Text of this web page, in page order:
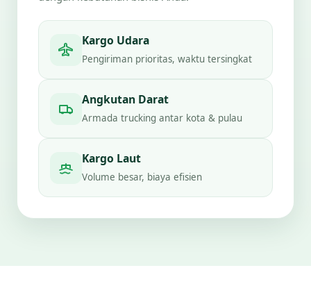
Kargo Udara
Pengiriman prioritas, waktu tersingkat
Angkutan Darat
Armada trucking antar kota & pulau
Kargo Laut
Volume besar, biaya efisien